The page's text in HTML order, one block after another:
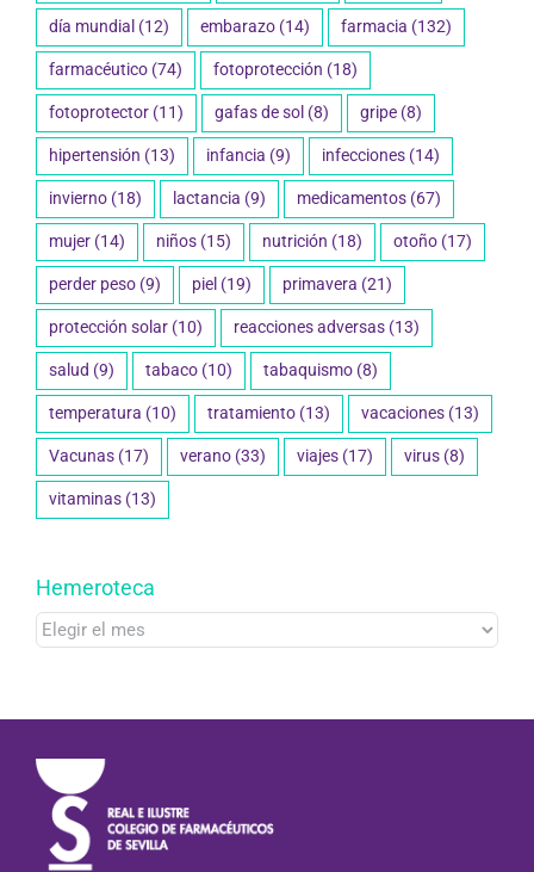
dermofarmacia(20) diabetes(10) dieta(20)
día mundial(12) embarazo(14) farmacia
farmacéutico(74) fotoprotección(18)
fotoprotector(11) gafas de sol (8) gripe(8)
hipertensión(13) infancia(9) infecciones(14)
invierno(18) lactancia (9) medicamentos(67)
mujer(14) niños(15) nutrición(18) otoño
perder peso(9) piel (19) primavera(21)
protección solar(10) reacciones adversas(13)
salud(9) tabaco(10) tabaquismo(8)
temperatura(10) tratamiento(13) vacaciones(13)
Vacunas(17)
Hemeroteca
Hemeroteca